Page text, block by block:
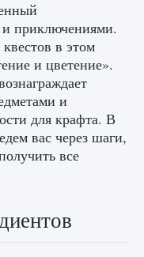
of Clans
приключениями.
в этом
и цветение».
и
для крафта. В
вас через шаги,
все